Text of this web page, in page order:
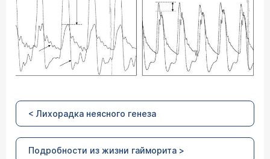
< Лихорадка неясного генеза
Подробности из жизни гайморита >